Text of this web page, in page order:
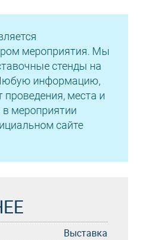
мероприятия. Мы
стенды на
информацию,
места и
в мероприятии
сайте
Выставка